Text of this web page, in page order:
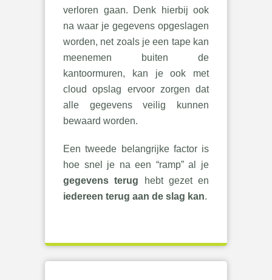
verloren gaan. Denk hierbij ook
na waar je gegevens opgeslagen
worden, net zoals je een tape kan
meenemen buiten de
kantoormuren, kan je ook met
cloud opslag ervoor zorgen dat
alle gegevens veilig kunnen
bewaard worden.
Een tweede belangrijke factor is
hoe snel je na een “ramp” al je
gegevens terug hebt gezet en
iedereen terug aan de slag kan.